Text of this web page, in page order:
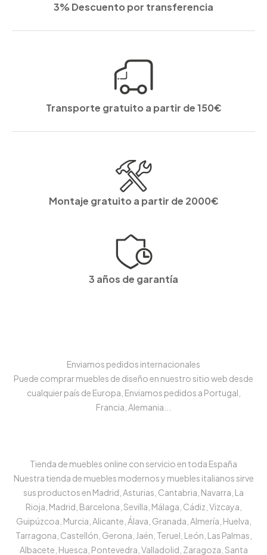
3% Descuento por transferencia
Transporte gratuito a partir de 150€
Montaje gratuito a partir de 2000€
3 años de garantía
Enviamos pedidos internacionales
Puede comprar muebles de diseño en nuestro sitio web desde
cualquier país de Europa, Enviamos pedidos a Portugal,
Francia, Alemania...
Tienda de muebles online con servicio en toda España
Nuestra tienda de muebles modernos y muebles italianos sirve
sus productos en Madrid, Asturias, Cantabria, Navarra, La
Rioja, Madrid, Barcelona, Sevilla, Málaga, Cádiz, Vizcaya,
Guipúzcoa, Murcia, Alicante, Álava, Granada, Almería, Huelva,
Tarragona, Castellón, Gerona, Jaén, Teruel, León, Las Palmas,
Albacete, Huesca, Pontevedra, Valladolid, Zaragoza, Santa